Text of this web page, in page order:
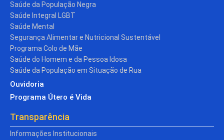
Saúde da População Negra
Saúde Integral LGBT
Saúde Mental
Segurança Alimentar e Nutricional Sustentável
Programa Colo de Mãe
Saúde do Homem e da Pessoa Idosa
Saúde da População em Situação de Rua
Ouvidoria
Programa Útero é Vida
Transparência
Informações Institucionais